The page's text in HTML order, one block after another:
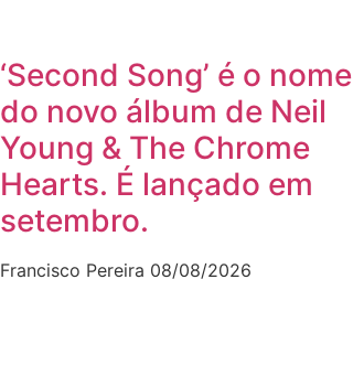
‘Second Song’ é o nome
do novo álbum de Neil
Young & The Chrome
Hearts. É lançado em
setembro.
Francisco Pereira 08/08/2026